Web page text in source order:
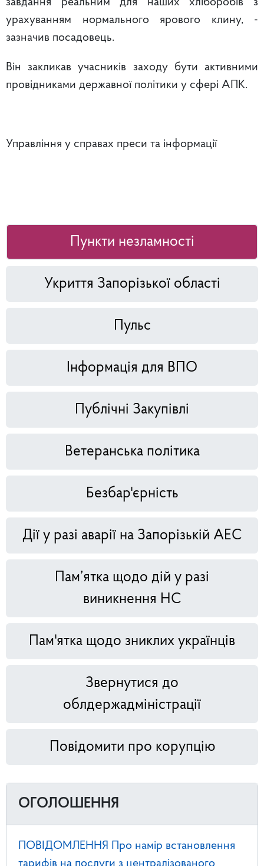
завдання реальним для наших хліборобів з
урахуванням нормального ярового клину, -
зазначив посадовець.
Він закликав учасників заходу бути активними
провідниками державної політики у сфері АПК.
Управління у справах преси та інформації
Пункти незламності
Укриття Запорізької області
Пульс
Інформація для ВПО
Публічні Закупівлі
Ветеранська політика
Безбар'єрність
Дії у разі аварії на Запорізькій АЕС
Пам’ятка щодо дій у разі
виникнення НС
Пам'ятка щодо зниклих українців
Звернутися до
облдержадміністрації
Повідомити про корупцію
ОГОЛОШЕННЯ
ПОВІДОМЛЕННЯ Про намір встановлення